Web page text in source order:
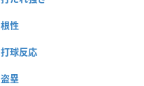
根性
打球反応
盗塁